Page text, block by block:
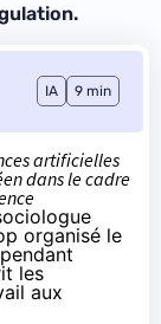
IA 9 min
artificielles
dans le cadre
organisé le
les
aux